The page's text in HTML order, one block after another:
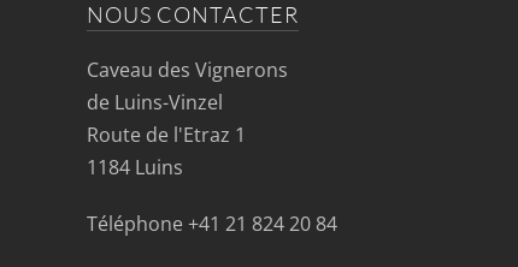
NOUS CONTACTER
Caveau des Vignerons
de Luins-Vinzel
Route de l'Etraz 1
1184 Luins
Téléphone +41 21 824 20 84